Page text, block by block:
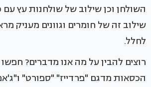
השולחן וכן שילוב של שולחנות עץ
שילוב זה של חומרים וגוונים מעניק
לחלל.
רוצים להבין על מה אנו מדברים?
הכסאות מדגם "פרדייז" "ספורט"